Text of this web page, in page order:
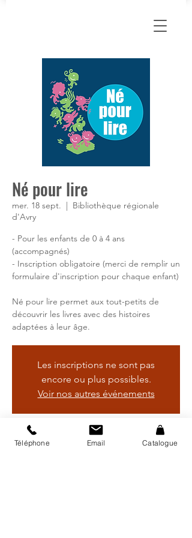
Né pour lire
mer. 18 sept.
  |
Bibliothèque régionale
d'Avry
- Pour les enfants de 0 à 4 ans
(accompagnés)
- Inscription obligatoire (merci de remplir un
formulaire d'inscription pour chaque enfant)
Né pour lire permet aux tout-petits de
découvrir les livres avec des histoires
adaptées à leur âge.
Les inscriptions ne sont pas
encore ou plus possibles.
Voir nos autres événements
Heure et lieu
Téléphone Email Catalogue